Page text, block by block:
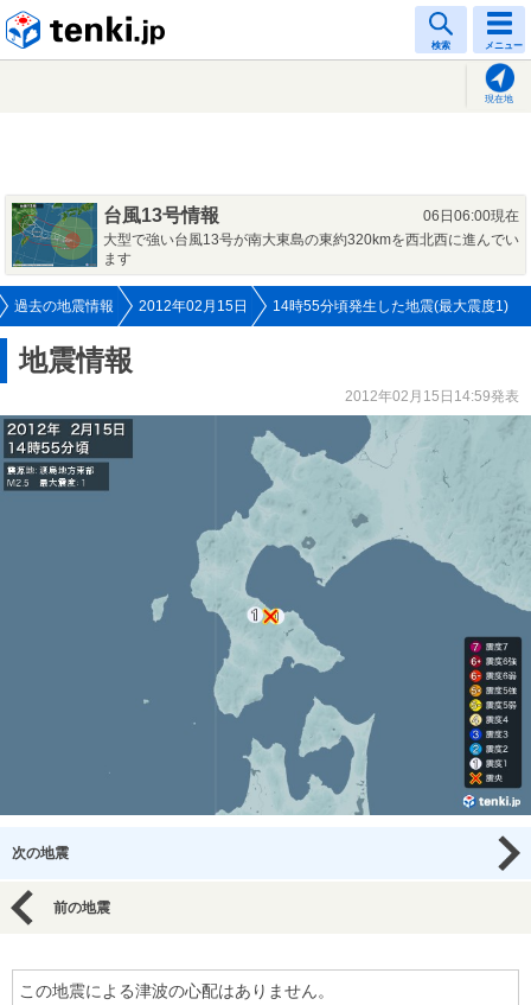
検索 メニュー
現在地
台風13号情報
06日06:00現在
大型で強い台風13号が南大東島の東約320kmを西北西に進んでい
ます
過去の地震情報 2012年02月15日 14時55分頃発生した地震(最大震度1)
地震情報
2012年02月15日14:59発表
次の地震
前の地震
この地震による津波の心配はありません。